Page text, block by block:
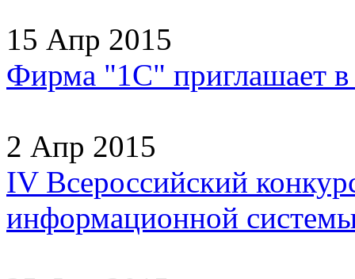
15 Апр 2015
Фирма "1С"
2 Апр 2015
IV Всероссийский
информационной